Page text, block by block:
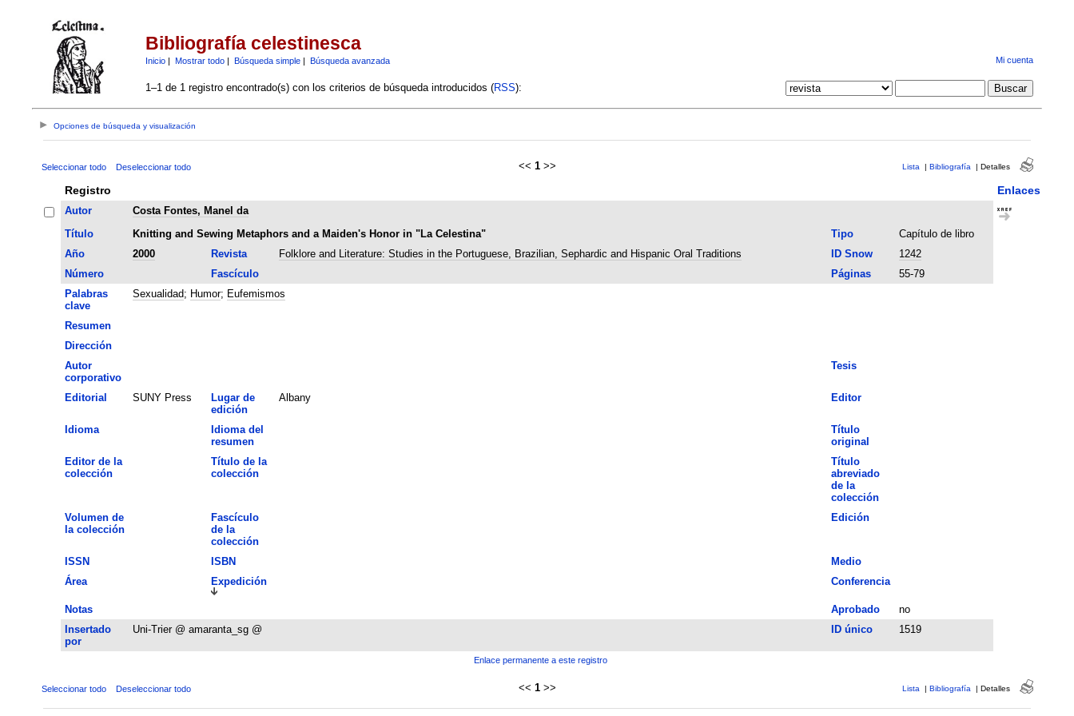
Bibliografía celestinesca
Inicio| Mostrar todo| Búsqueda simple| Búsqueda avanzada Mi cuenta
1–1 de 1 registro encontrado(s) con los criterios de búsqueda introducidos (RSS):
Opciones de búsqueda y visualización
Seleccionar todo Deseleccionar todo << 1 >> Lista | Bibliografía | Detalles
Registro Enlaces
Autor
Costa Fontes, Manel da
Título
Knitting and Sewing Metaphors and a Maiden's Honor in "La Celestina" Tipo
Capítulo de libro
Año
2000 Revista Folklore and Literature: Studies in the Portuguese, Brazilian, Sephardic and Hispanic Oral Traditions ID Snow
1242
Número
Fascículo Páginas
55-79
Palabras
clave
Sexualidad; Humor; Eufemismos
Resumen
Dirección
Autor
corporativo
Tesis
Editorial SUNY Press
Lugar de
edición
Albany Editor
Idioma
Idioma del
resumen
Título
original
Editor de la
colección
Título de la
colección
Título
abreviado
de la
colección
Volumen de
la colección
Fascículo
de la
colección
Edición
ISSN ISBN
Medio
Área
Expedición Conferencia
Notas Aprobado
no
Insertado
por
Uni-Trier @ amaranta_sg @ ID único 1519
Enlace permanente a este registro
Seleccionar todo Deseleccionar todo << 1 >> Lista | Bibliografía | Detalles